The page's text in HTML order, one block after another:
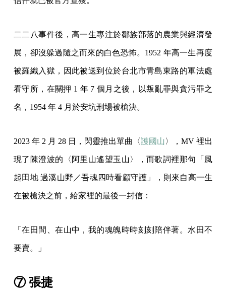
二二八事件後，高一生專注於鄒族部落的農業與經濟發
展，卻沒躲過隨之而來的白色恐怖。1952 年高一生再度
被羅織入獄，因此被送到位於台北市青島東路的軍法處
看守所，在關押 1 年 7 個月之後，以叛亂罪與貪污罪之
名，1954 年 4 月於安坑刑場被槍決。
2023 年 2 月 28 日，閃靈推出單曲〈護國山〉，MV 裡出
現了陳澄波的〈阿里山遙望玉山〉，而歌詞裡那句「風
起田地 過溪山野／吾魂四時看顧守護」，則來自高一生
在被槍決之前，給家裡的最後一封信：
「在田間、在山中，我的魂魄時時刻刻陪伴著。水田不
要賣。」
⑦ 張捷